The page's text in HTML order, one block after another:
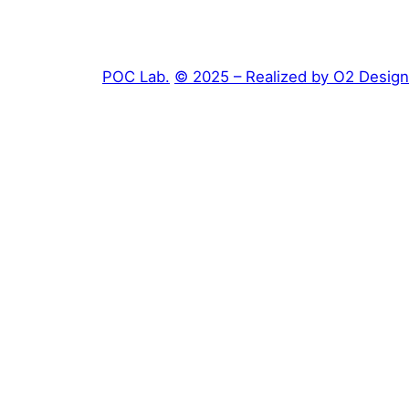
POC Lab. © 2025 – Realized by O2 Design